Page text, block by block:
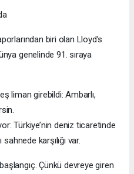
biri olan Lloyd’s
genelinde 91. sıraya
liman girebildi: Ambarlı,
Türkiye’nin deniz ticaretinde
sahnede karşılığı var.
Çünkü devreye giren